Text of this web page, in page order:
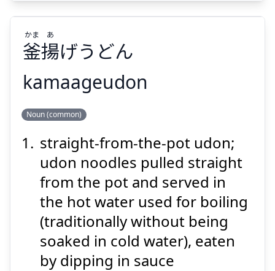
Suspend
げうどん
Show answer
Suspend
釜揚げうどん
かま あ
kamaageudon
Noun (common)
straight-from-the-pot udon;
udon noodles pulled straight
from the pot and served in
the hot water used for boiling
(traditionally without being
soaked in cold water), eaten
by dipping in sauce